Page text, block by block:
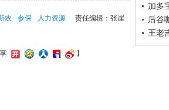
加多
后谷
王老
责任编辑：张崖
农 参保
人力资源
】